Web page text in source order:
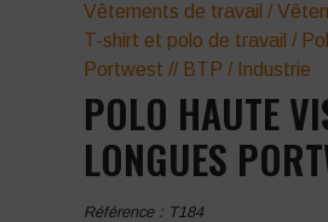
Vêtements de travail /
T-shirt et polo de travail /
Portwest // BTP / Industrie
POLO HAUTE
LONGUES
Référence : T184